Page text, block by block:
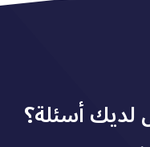
لديك أسئلة؟